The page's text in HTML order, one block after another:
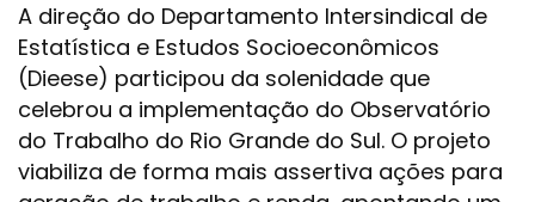
A direção do Departamento Intersindical de
Estatística e Estudos Socioeconômicos
(Dieese) participou da solenidade que
celebrou a implementação do Observatório
do Trabalho do Rio Grande do Sul. O projeto
viabiliza de forma mais assertiva ações para